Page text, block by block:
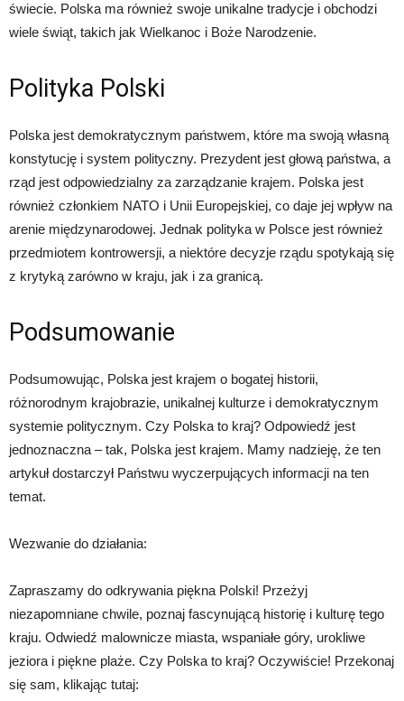
świecie. Polska ma również swoje unikalne tradycje i obchodzi
wiele świąt, takich jak Wielkanoc i Boże Narodzenie.
Polityka Polski
Polska jest demokratycznym państwem, które ma swoją własną
konstytucję i system polityczny. Prezydent jest głową państwa, a
rząd jest odpowiedzialny za zarządzanie krajem. Polska jest
również członkiem NATO i Unii Europejskiej, co daje jej wpływ na
arenie międzynarodowej. Jednak polityka w Polsce jest również
przedmiotem kontrowersji, a niektóre decyzje rządu spotykają się
z krytyką zarówno w kraju, jak i za granicą.
Podsumowanie
Podsumowując, Polska jest krajem o bogatej historii,
różnorodnym krajobrazie, unikalnej kulturze i demokratycznym
systemie politycznym. Czy Polska to kraj? Odpowiedź jest
jednoznaczna – tak, Polska jest krajem. Mamy nadzieję, że ten
artykuł dostarczył Państwu wyczerpujących informacji na ten
temat.
Wezwanie do działania:
Zapraszamy do odkrywania piękna Polski! Przeżyj
niezapomniane chwile, poznaj fascynującą historię i kulturę tego
kraju. Odwiedź malownicze miasta, wspaniałe góry, urokliwe
jeziora i piękne plaże. Czy Polska to kraj? Oczywiście! Przekonaj
się sam, klikając tutaj: